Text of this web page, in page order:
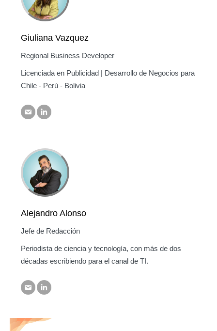
Giuliana Vazquez
Regional Business Developer
Licenciada en Publicidad | Desarrollo de Negocios para
Chile - Perú - Bolivia
Alejandro Alonso
Jefe de Redacción
Periodista de ciencia y tecnología, con más de dos
décadas escribiendo para el canal de TI.